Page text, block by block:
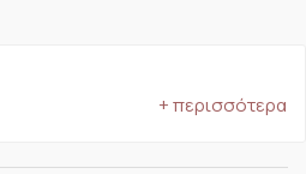
+ περισσότερα